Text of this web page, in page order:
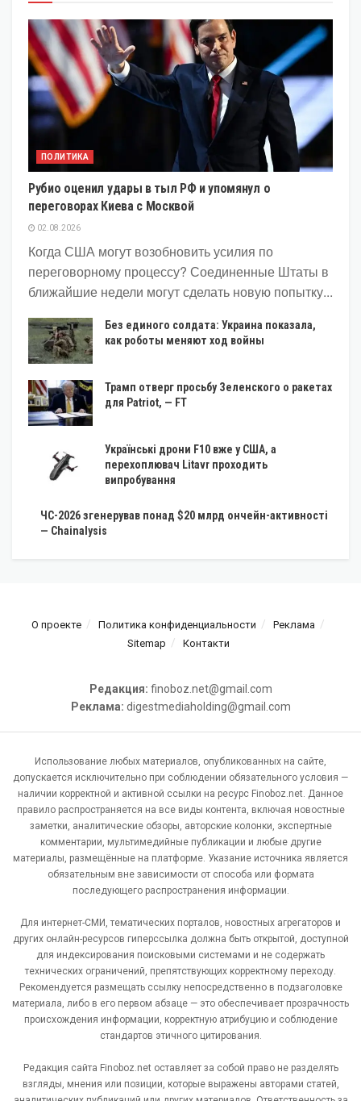
ПОЛИТИКА
Рубио оценил удары в тыл РФ и упомянул о
переговорах Киева с Москвой
02.08.2026
Когда США могут возобновить усилия по
переговорному процессу? Соединенные Штаты в
ближайшие недели могут сделать новую попытку...
Без единого солдата: Украина показала,
как роботы меняют ход войны
Трамп отверг просьбу Зеленского о ракетах
для Patriot, — FT
Українські дрони F10 вже у США, а
перехоплювач Litavr проходить
випробування
ЧС-2026 згенерував понад $20 млрд ончейн-активності
— Chainalysis
О проекте Политика конфиденциальности
Реклама
Sitemap
Контакти
Редакция: finoboz.net@gmail.com
Реклама: digestmediaholding@gmail.com
Использование любых материалов, опубликованных на сайте,
допускается исключительно при соблюдении обязательного условия —
наличии корректной и активной ссылки на ресурс Finoboz.net. Данное
правило распространяется на все виды контента, включая новостные
заметки, аналитические обзоры, авторские колонки, экспертные
комментарии, мультимедийные публикации и любые другие
материалы, размещённые на платформе. Указание источника является
обязательным вне зависимости от способа или формата
последующего распространения информации.
Для интернет-СМИ, тематических порталов, новостных агрегаторов и
других онлайн-ресурсов гиперссылка должна быть открытой, доступной
для индексирования поисковыми системами и не содержать
технических ограничений, препятствующих корректному переходу.
Рекомендуется размещать ссылку непосредственно в подзаголовке
материала, либо в его первом абзаце — это обеспечивает прозрачность
происхождения информации, корректную атрибуцию и соблюдение
стандартов этичного цитирования.
Редакция сайта Finoboz.net оставляет за собой право не разделять
взгляды, мнения или позиции, которые выражены авторами статей,